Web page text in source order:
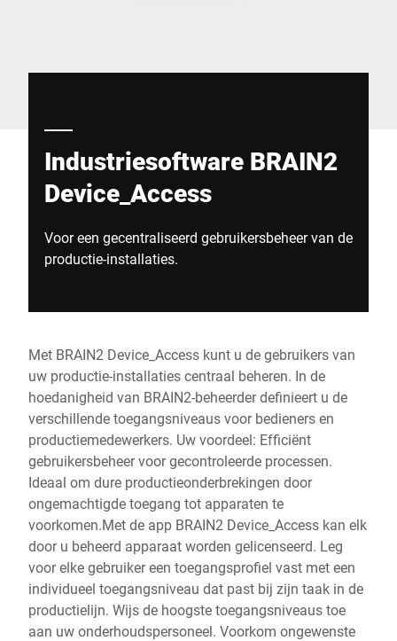
Industriesoftware BRAIN2
Device_Access
Voor een gecentraliseerd gebruikersbeheer van de
productie-installaties.
Met BRAIN2 Device_Access kunt u de gebruikers van
uw productie-installaties centraal beheren. In de
hoedanigheid van BRAIN2-beheerder definieert u de
verschillende toegangsniveaus voor bedieners en
productiemedewerkers. Uw voordeel: Efficiënt
gebruikersbeheer voor gecontroleerde processen.
Ideaal om dure productieonderbrekingen door
ongemachtigde toegang tot apparaten te
voorkomen.Met de app BRAIN2 Device_Access kan elk
door u beheerd apparaat worden gelicenseerd. Leg
voor elke gebruiker een toegangsprofiel vast met een
individueel toegangsniveau dat past bij zijn taak in de
productielijn. Wijs de hoogste toegangsniveaus toe
aan uw onderhoudspersoneel. Voorkom ongewenste